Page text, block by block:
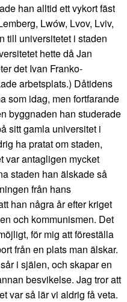
han alltid ett vykort fäst
Lwów, Lvov, Lviv,
till universitetet i staden
hette då Jan
det Ivan Franko-
arbetsplats.) Dåtidens
som idag, men fortfarande
byggnaden han studerade
sitt gamla universitet i
ha pratat om staden,
var antagligen mycket
staden han älskade så
från hans
han några år efter kriget
och kommunismen. Det
för mig att föreställa
från en plats man älskar.
i själen, och skapar en
besvikelse. Jag tror att
var så lär vi aldrig få veta.